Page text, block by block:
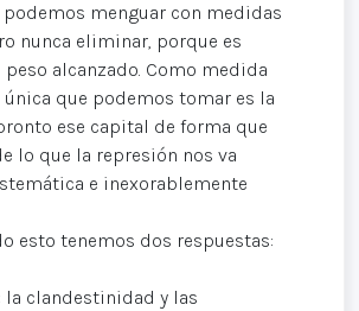
menguar con medidas
nunca eliminar, porque es
alcanzado. Como medida
única que podemos tomar es la
ese capital de forma que
lo que la represión nos va
e inexorablemente
esto tenemos dos respuestas:
la clandestinidad y las